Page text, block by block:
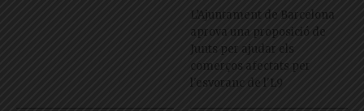
L’Ajuntament de Barcelona
aprova una proposició de
Junts per ajudar els
comerços afectats per
l'esvoranc de l'L9